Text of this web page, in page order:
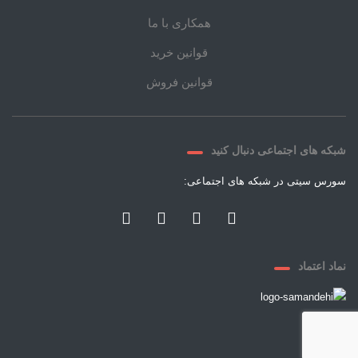
همکاری با ما
قوانین خرید
قوانین فروش
شبکه های اجتماعی دنبال کنید
سورس سیتی در شبکه های اجتماعی:
نماد اعتماد